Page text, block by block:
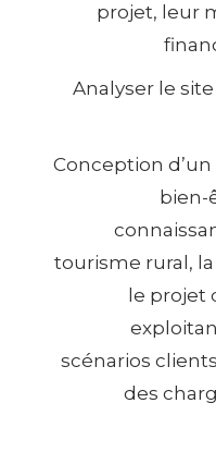
projet, leur
Analyser le
Conception
bien-
tourisme rural,
le projet
scénarios
des